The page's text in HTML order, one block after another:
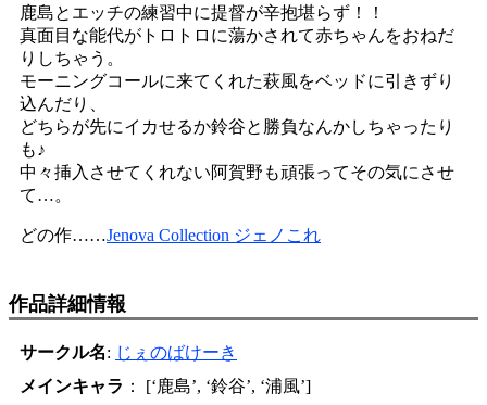
鹿島とエッチの練習中に提督が辛抱堪らず！！
真面目な能代がトロトロに蕩かされて赤ちゃんをおねだ
りしちゃう。
モーニングコールに来てくれた萩風をベッドに引きずり
込んだり、
どちらが先にイカせるか鈴谷と勝負なんかしちゃったり
も♪
中々挿入させてくれない阿賀野も頑張ってその気にさせ
て…。
どの作……Jenova Collection ジェノこれ
作品詳細情報
サークル名: じぇのばけーき
メインキャラ ： [‘鹿島’, ‘鈴谷’, ‘浦風’]